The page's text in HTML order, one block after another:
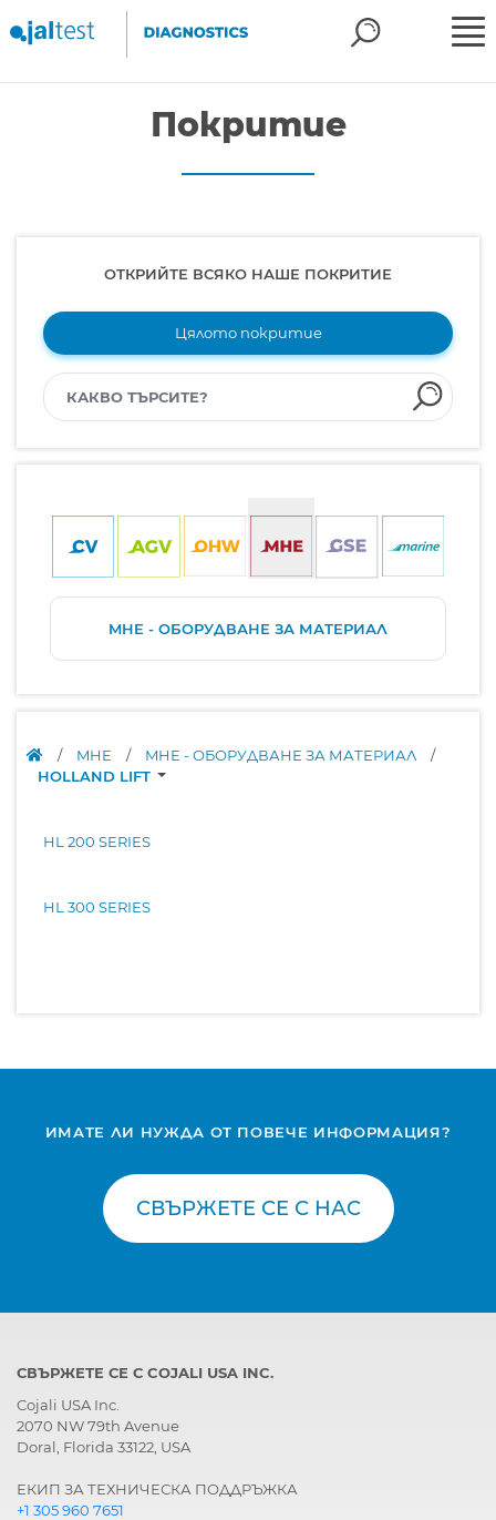
Покритие
ОТКРИЙТЕ ВСЯКО НАШЕ ПОКРИТИЕ
Цялото покритие
MHE - ОБОРУДВАНЕ ЗА МАТЕРИАЛ
/ MHE / MHE - ОБОРУДВАНЕ ЗА МАТЕРИАЛ
/
HOLLAND LIFT
HL 200 SERIES
HL 300 SERIES
ИМАТЕ ЛИ НУЖДА ОТ ПОВЕЧЕ ИНФОРМАЦИЯ?
СВЪРЖЕТЕ СЕ С НАС
СВЪРЖЕТЕ СЕ С COJALI USA INC.
Cojali USA Inc.
2070 NW 79th Avenue
Doral, Florida 33122, USA
ЕКИП ЗА ТЕХНИЧЕСКА ПОДДРЪЖКА
+1 305 960 7651